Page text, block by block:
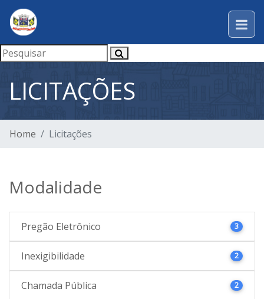
LICITAÇÕES
Home Licitações
Modalidade
Pregão Eletrônico 3
Inexigibilidade 2
Chamada Pública 2